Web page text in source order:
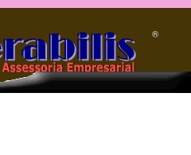
principal
®️